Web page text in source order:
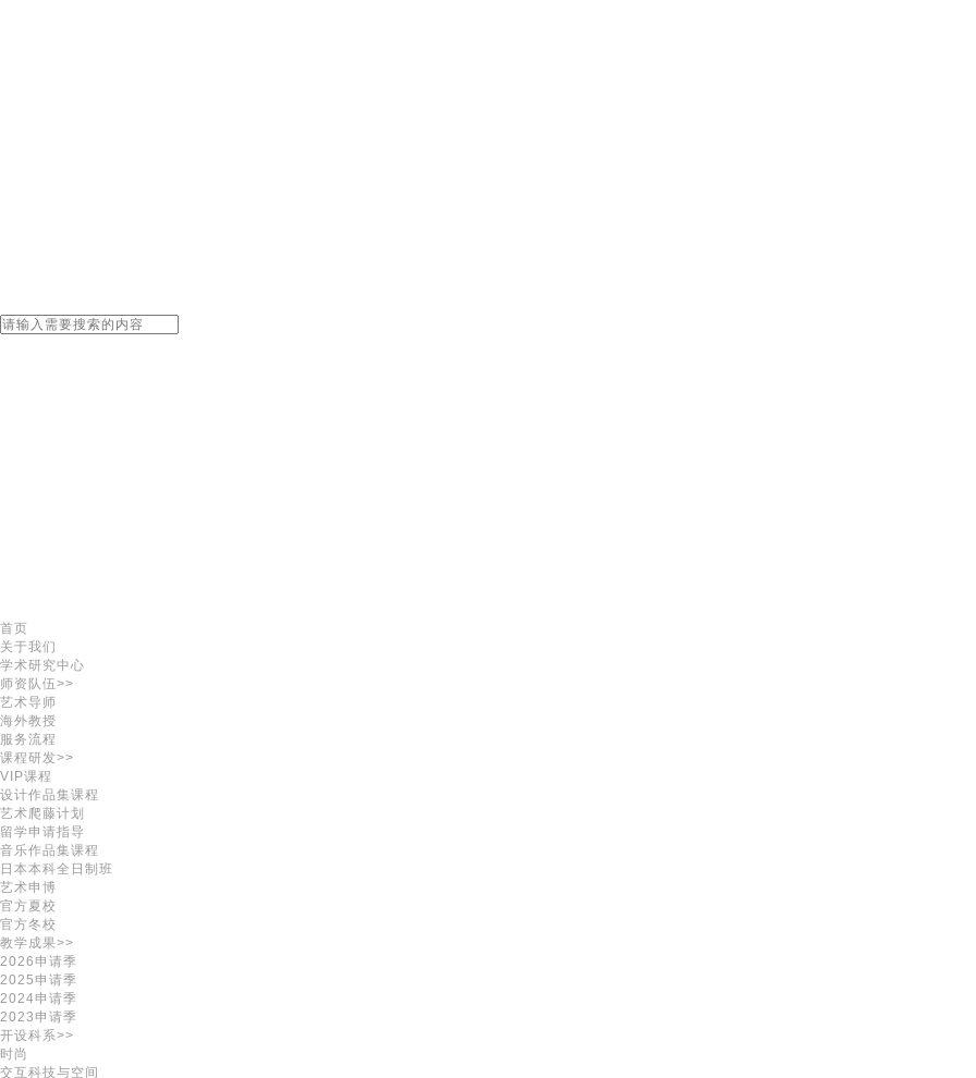
首页
关于我们
学术研究中心
师资队伍>>
艺术导师
海外教授
服务流程
课程研发>>
VIP课程
设计作品集课程
艺术爬藤计划
留学申请指导
音乐作品集课程
日本本科全日制班
艺术申博
官方夏校
官方冬校
教学成果>>
2026申请季
2025申请季
2024申请季
2023申请季
开设科系>>
时尚
交互科技与空间